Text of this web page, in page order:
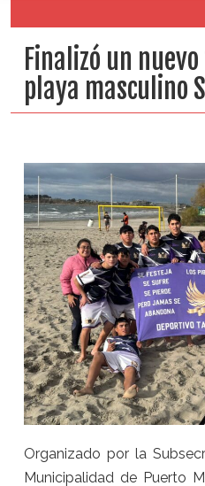
Finalizó un
playa masculino
Organizado por la
Municipalidad de Puerto